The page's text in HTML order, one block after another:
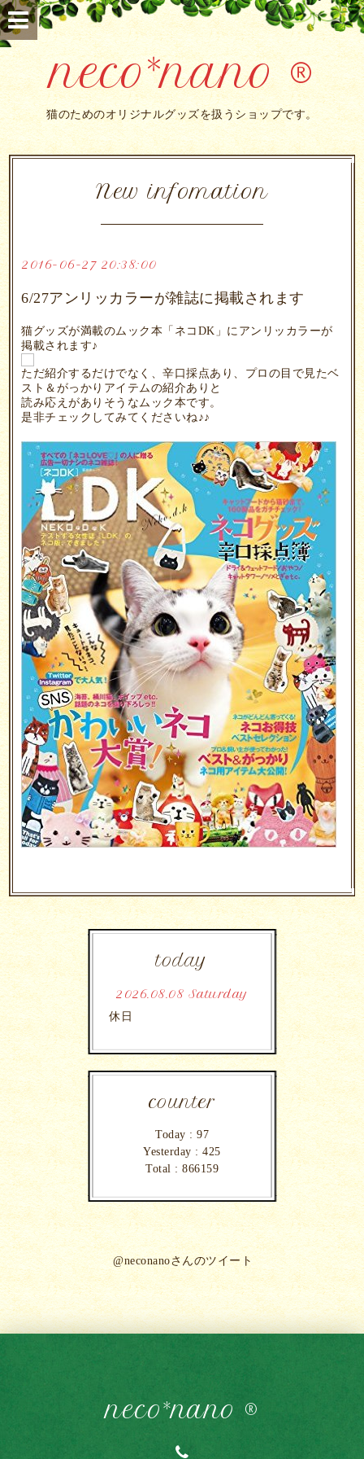
neco*nano ®
猫のためのオリジナルグッズを扱うショップです。
New infomation
2016-06-27 20:38:00
6/27アンリッカラーが雑誌に掲載されます
猫グッズが満載のムック本「ネコDK」にアンリッカラーが
掲載されます♪
ただ紹介するだけでなく、辛口採点あり、プロの目で見たベ
スト＆がっかりアイテムの紹介ありと
読み応えがありそうなムック本です。
是非チェックしてみてくださいね♪♪
today
2026.08.08 Saturday
休日
counter
Today : 97
Yesterday :425
Total : 866159
@neconanoさんのツイート
neco*nano ®